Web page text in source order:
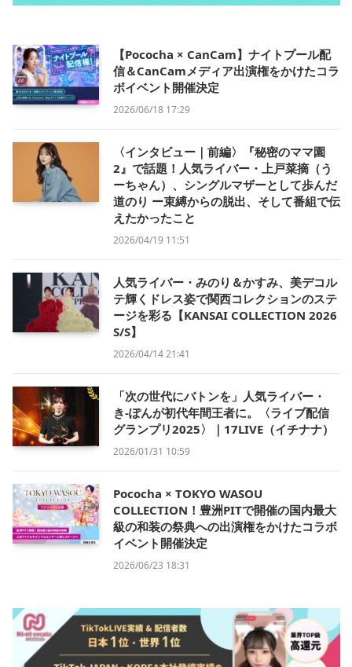
【Pococha × CanCam】ナイトプール配
信＆CanCamメディア出演権をかけたコラ
ボイベント開催決定
2026/06/18 17:29
〈インタビュー｜前編〉『秘密のママ園
2』で話題！人気ライバー・上戸菜摘（う
ーちゃん）、シングルマザーとして歩んだ
道のり ー束縛からの脱出、そして番組で伝
えたかったこと
2026/04/19 11:51
人気ライバー・みのり＆かすみ、美デコル
テ輝くドレス姿で関西コレクションのステ
ージを彩る【KANSAI COLLECTION 2026
S/S】
2026/04/14 21:41
「次の世代にバトンを」人気ライバー・
き-ぽんが初代年間王者に。〈ライブ配信
グランプリ2025〉｜17LIVE（イチナナ）
2026/01/31 10:59
Pococha × TOKYO WASOU
COLLECTION！豊洲PITで開催の国内最大
級の和装の祭典への出演権をかけたコラボ
イベント開催決定
2026/06/23 18:31